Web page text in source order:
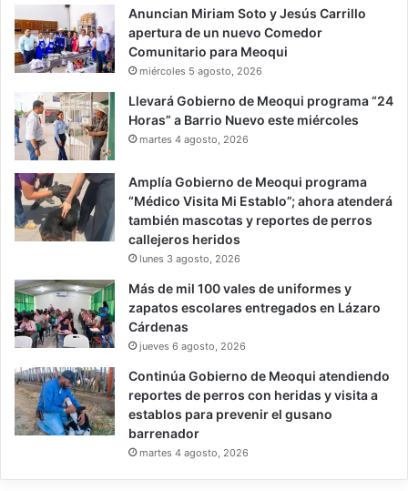
Anuncian Miriam Soto y Jesús Carrillo
apertura de un nuevo Comedor
Comunitario para Meoqui
miércoles 5 agosto, 2026
Llevará Gobierno de Meoqui programa “24
Horas” a Barrio Nuevo este miércoles
martes 4 agosto, 2026
Amplía Gobierno de Meoqui programa
“Médico Visita Mi Establo”; ahora atenderá
también mascotas y reportes de perros
callejeros heridos
lunes 3 agosto, 2026
Más de mil 100 vales de uniformes y
zapatos escolares entregados en Lázaro
Cárdenas
jueves 6 agosto, 2026
Continúa Gobierno de Meoqui atendiendo
reportes de perros con heridas y visita a
establos para prevenir el gusano
barrenador
martes 4 agosto, 2026